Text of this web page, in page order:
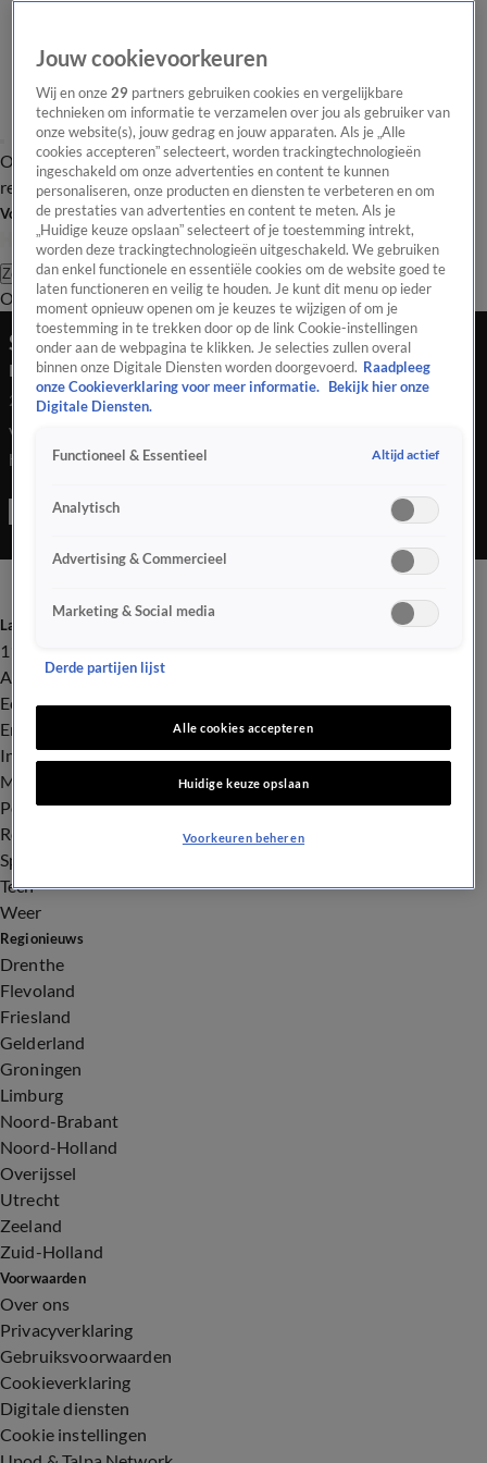
Overzicht Laatste nieuws Regionieuws Het beste van Hart
Tip de
redactie
Volg Hart van Nederland
Zoeken
OverzichtRegioUitzendingenWeerTip de redactiePanelVideo's
Schietende scholier Roermond poseerde eerder
met wapens
24 juli 2020, 19:14
Van de zestienjarige jongen die vrijdag een aantal schoten
heeft gelost bij en in een school in Roermond, is een foto
Wolverine-klauw aan zijn hand.
Laatste nieuws
112
Advies & Tips
Economie
Entertainment
Infrastructuur
Milieu en Gezondheid
Politiek
Royalty
Sport
Tech
Weer
Regionieuws
Drenthe
Flevoland
Friesland
Gelderland
Groningen
Limburg
Noord-Brabant
Noord-Holland
Overijssel
Utrecht
Zeeland
Zuid-Holland
Voorwaarden
Over ons
Privacyverklaring
Gebruiksvoorwaarden
Cookieverklaring
Digitale diensten
Cookie instellingen
Jouw cookievoorkeuren
Wij en onze29 partners gebruiken cookies en vergelijkbare
technieken om informatie te verzamelen over jou als gebruiker van
onze website(s), jouw gedrag en jouw apparaten. Als je „Alle
cookies accepteren” selecteert, worden trackingtechnologieën
ingeschakeld om onze advertenties en content te kunnen
personaliseren, onze producten en diensten te verbeteren en om
de prestaties van advertenties en content te meten. Als je
„Huidige keuze opslaan” selecteert of je toestemming intrekt,
worden deze trackingtechnologieën uitgeschakeld. We gebruiken
dan enkel functionele en essentiële cookies om de website goed te
laten functioneren en veilig te houden. Je kunt dit menu op ieder
moment opnieuw openen om je keuzes te wijzigen of om je
toestemming in te trekken door op de link Cookie-instellingen
onder aan de webpagina te klikken. Je selecties zullen overal
binnen onze Digitale Diensten worden doorgevoerd. Raadpleeg
onze Cookieverklaring voor meer informatie.
Bekijk hier onze
Digitale Diensten.
Functioneel & Essentieel Altijd actief
Analytisch
Advertising & Commercieel
Marketing & Social media
Derde partijen lijst
Alle cookies accepteren
Huidige keuze opslaan
Voorkeuren beheren